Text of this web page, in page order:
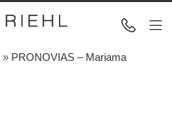
» PRONOVIAS – Mariama